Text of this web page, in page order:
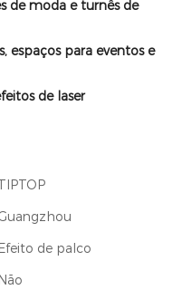
de moda e turnês de
espaços para eventos e
de laser
Efeito de palco
Não